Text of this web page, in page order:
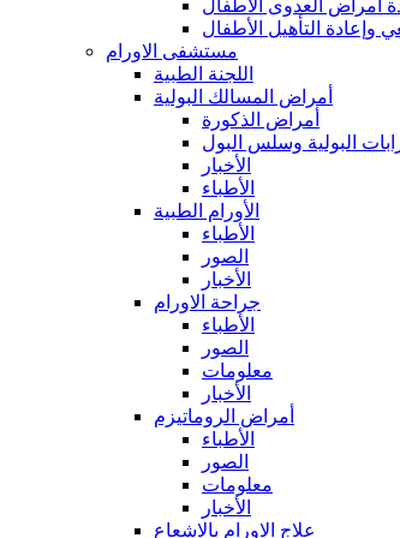
أمراض العدوى الأطفال
وإعادة التأهيل الأطفال
مستشفى الاورام
اللجنة الطبية
أمراض المسالك البولية
أمراض الذكورة
البولية وسلس البول
الأخبار
الأطباء
الأورام الطبية
الأطباء
الصور
الأخبار
جراحة الاورام
الأطباء
الصور
معلومات
الأخبار
أمراض الروماتيزم
الأطباء
الصور
معلومات
الأخبار
علاج الاورام بالاشعاع